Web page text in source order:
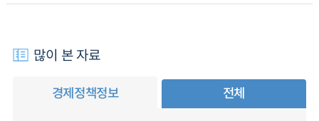
많이 본 자료
경제정책정보 전체